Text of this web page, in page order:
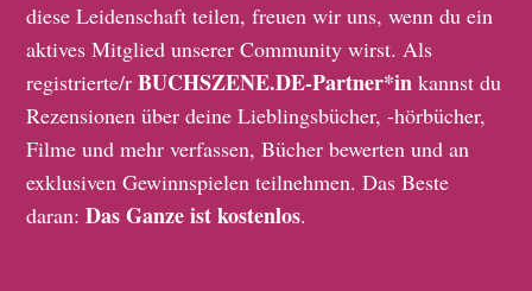
diese Leidenschaft teilen, freuen wir uns, wenn du ein
aktives Mitglied unserer Community wirst. Als
registrierte/rBUCHSZENE.DE-Partner*in kannst du
Rezensionen über deine Lieblingsbücher, -hörbücher,
Filme und mehr verfassen, Bücher bewerten und an
exklusiven Gewinnspielen teilnehmen. Das Beste
daran:Das Ganze ist kostenlos.